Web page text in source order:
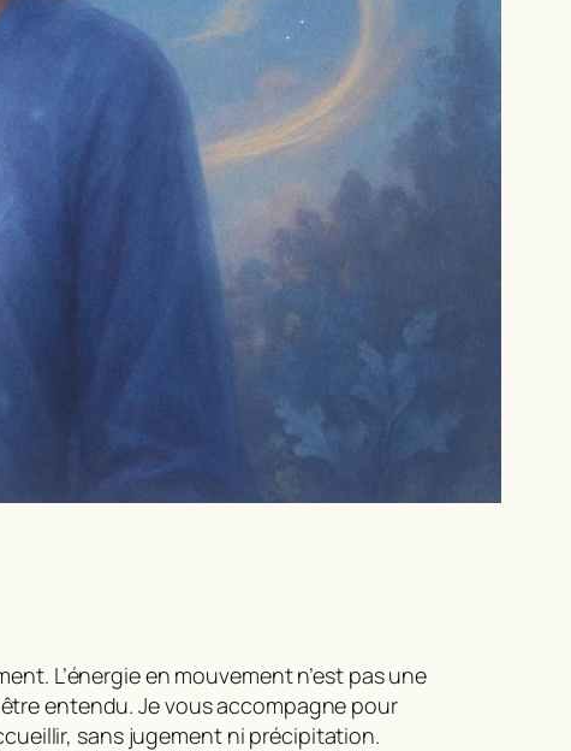
L’énergie en mouvementn’est pas une
entendu. Je vous accompagne pour
sans jugement ni précipitation.